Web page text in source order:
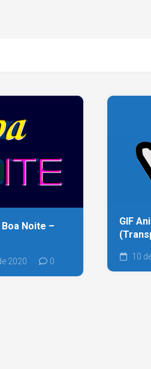
Boa Noite –
2020 0
GIF
10